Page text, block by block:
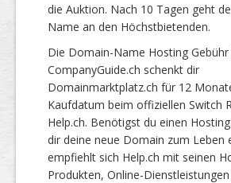
die Auktion. Nach 10 Tagen geht
Name an den Höchstbietenden.
Die Domain-Name Hosting
CompanyGuide.ch schenkt dir
Domainmarktplatz.ch für 12
Kaufdatum beim offiziellen Switch
Help.ch. Benötigst du einen
dir deine neue Domain zum Leben
empfiehlt sich Help.ch mit seinen
Produkten, Online-